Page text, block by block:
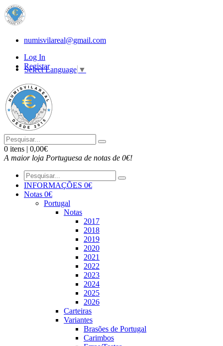
numisvilareal@gmail.com
Log In
Registar
Select Language ▼
0 itens | 0,00€
A maior loja Portuguesa de notas de 0€!
INFORMAÇÕES 0€
Notas 0€
Portugal
Notas
2017
2018
2019
2020
2021
2022
2023
2024
2025
2026
Carteiras
Variantes
Brasões de Portugal
Carimbos